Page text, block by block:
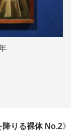
降りる裸体 No.2》